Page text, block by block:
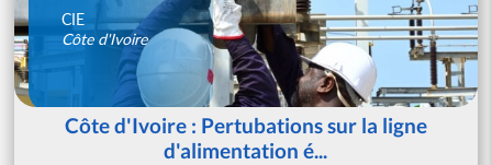
CIE
Côte d'Ivoire
Côte d'Ivoire : Pertubations sur la ligne
d'alimentation é...